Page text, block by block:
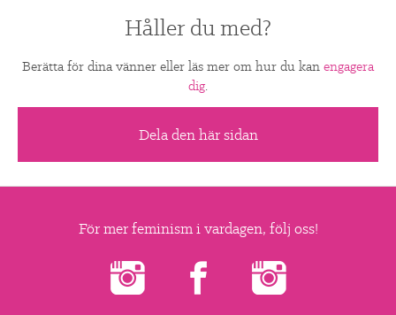
Håller du med?
Berätta för dina vänner eller läs mer om hur du kan engagera
dig.
Dela den här sidan
För mer feminism i vardagen, följ oss!